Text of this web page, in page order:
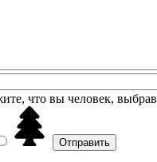
что вы человек, выбрав